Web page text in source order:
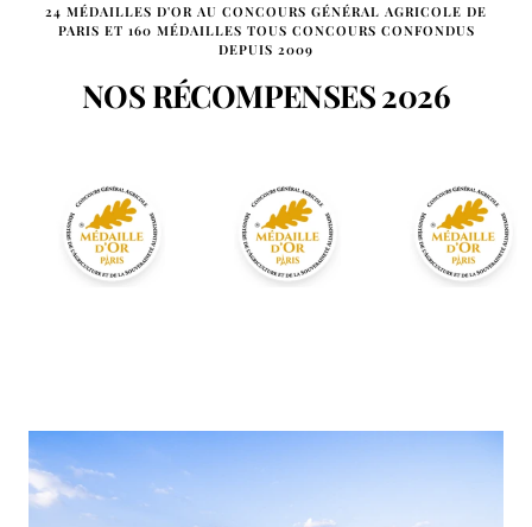
24 MÉDAILLES D'OR AU CONCOURS GÉNÉRAL AGRICOLE DE
PARIS ET 160 MÉDAILLES TOUS CONCOURS CONFONDUS
DEPUIS 2009
NOS RÉCOMPENSES 2026